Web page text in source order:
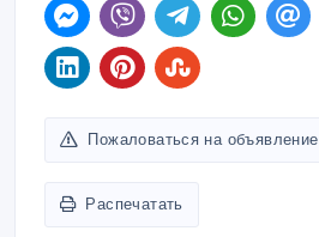
Пожаловаться на объявление
Распечатать